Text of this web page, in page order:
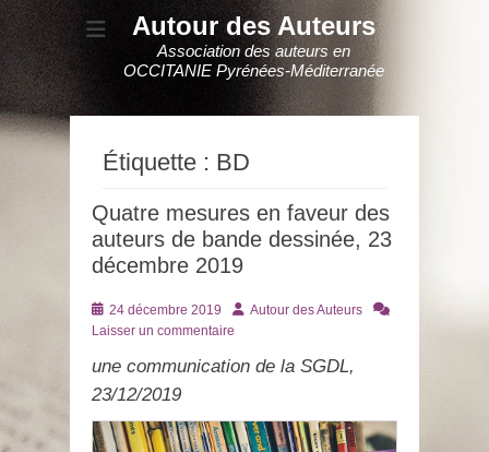
Autour des Auteurs
Association des auteurs en
OCCITANIE Pyrénées-Méditerranée
Étiquette : BD
Quatre mesures en faveur des
auteurs de bande dessinée, 23
décembre 2019
Posté
le
24 décembre 2019 AuteurAutour des Auteurs
Laisser un commentaire
une communication de la SGDL,
23/12/2019